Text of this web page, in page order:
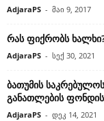
AdjaraPS - მაი 9, 2017
რას ფიქრობს
AdjaraPS - სექ 30, 2021
ბათუმის
განათლების
AdjaraPS - დეკ 14, 2021